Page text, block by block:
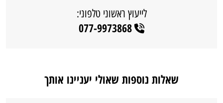
לייעוץ ראשוני טלפוני:
077-9973868
שאלות נוספות שאולי יעניינו אותך